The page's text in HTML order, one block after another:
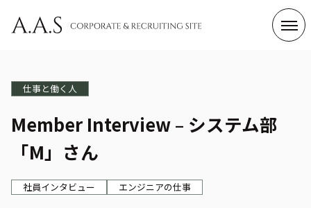
Business & News About A.A.S
仕事と働く人
Job & Works
仕事と働く人
Member Interview – システム部
「M」さん
社員インタビュー エンジニアの仕事